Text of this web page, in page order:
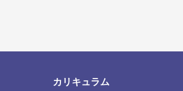
カリキュラム